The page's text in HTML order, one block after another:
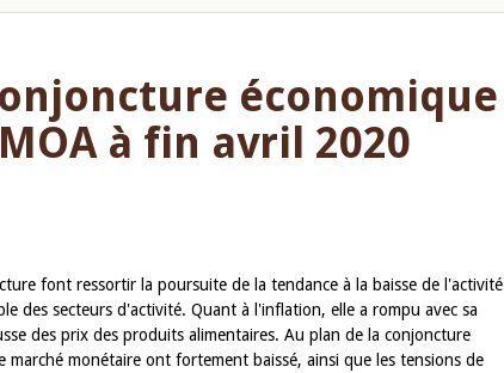
économique
à fin avril 2020
font ressortir la poursuite de la tendance à la baisse de l'activité
des secteurs d'activité. Quant à l'inflation, elle a rompu avec sa
des prix des produits alimentaires. Au plan de la conjoncture
monétaire ont fortement baissé, ainsi que les tensions de